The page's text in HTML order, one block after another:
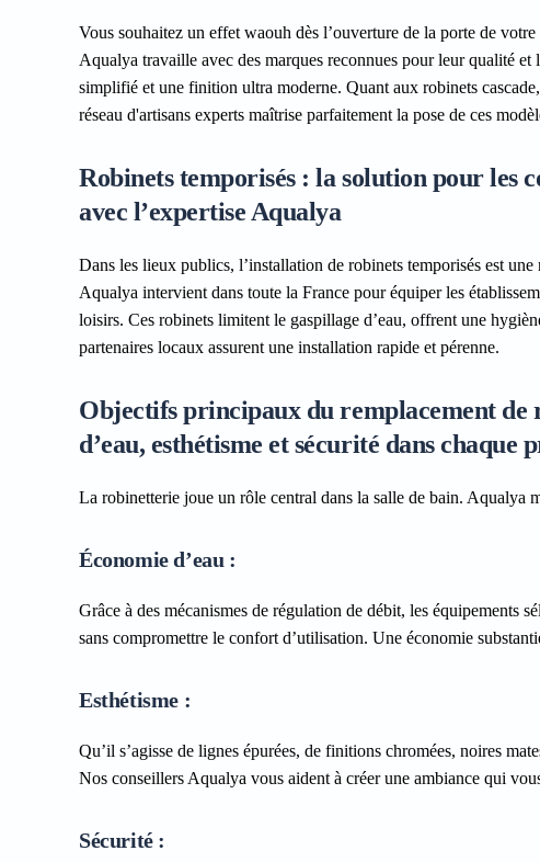
Vous souhaitez un effet waouh dès l’ouverture de la porte de
Aqualya travaille avec des marques reconnues pour leur qualité
simplifié et une finition ultra moderne. Quant aux robinets
réseau d'artisans experts maîtrise parfaitement la pose de ces
Robinets temporisés : la solution pour les
avec l’expertise Aqualya
Dans les lieux publics, l’installation de robinets temporisés est
Aqualya intervient dans toute la France pour équiper les
loisirs. Ces robinets limitent le gaspillage d’eau, offrent une
partenaires locaux assurent une installation rapide et pérenne.
Objectifs principaux du remplacement
d’eau, esthétisme et sécurité dans chaque
La robinetterie joue un rôle central dans la salle de bain. Aqualya
Économie d’eau :
Grâce à des mécanismes de régulation de débit, les équipements
sans compromettre le confort d’utilisation. Une économie
Esthétisme :
Qu’il s’agisse de lignes épurées, de finitions chromées, noires
Nos conseillers Aqualya vous aident à créer une ambiance qui
Sécurité :